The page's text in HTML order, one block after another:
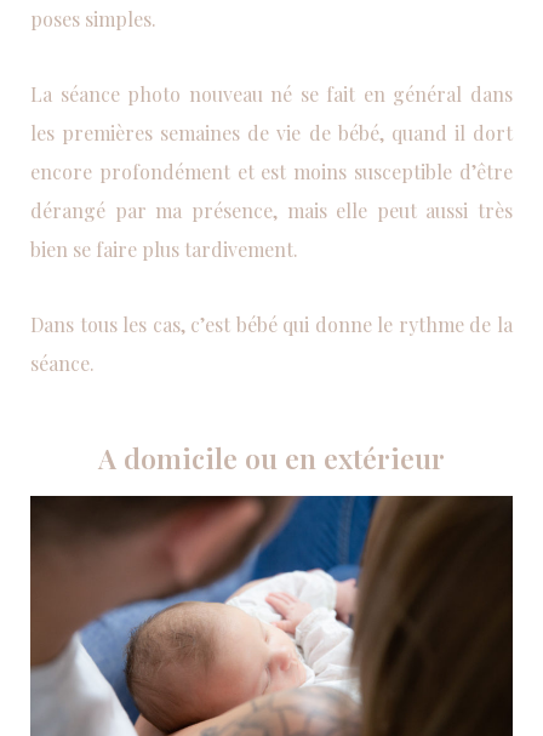
poses simples.
La séance photo nouveau né se fait en général dans
les premières semaines de vie de bébé, quand il dort
encore profondément et est moins susceptible d’être
dérangé par ma présence, mais elle peut aussi très
bien se faire plus tardivement.
Dans tous les cas, c’est bébé qui donne le rythme de la
séance.
A domicile ou en extérieur